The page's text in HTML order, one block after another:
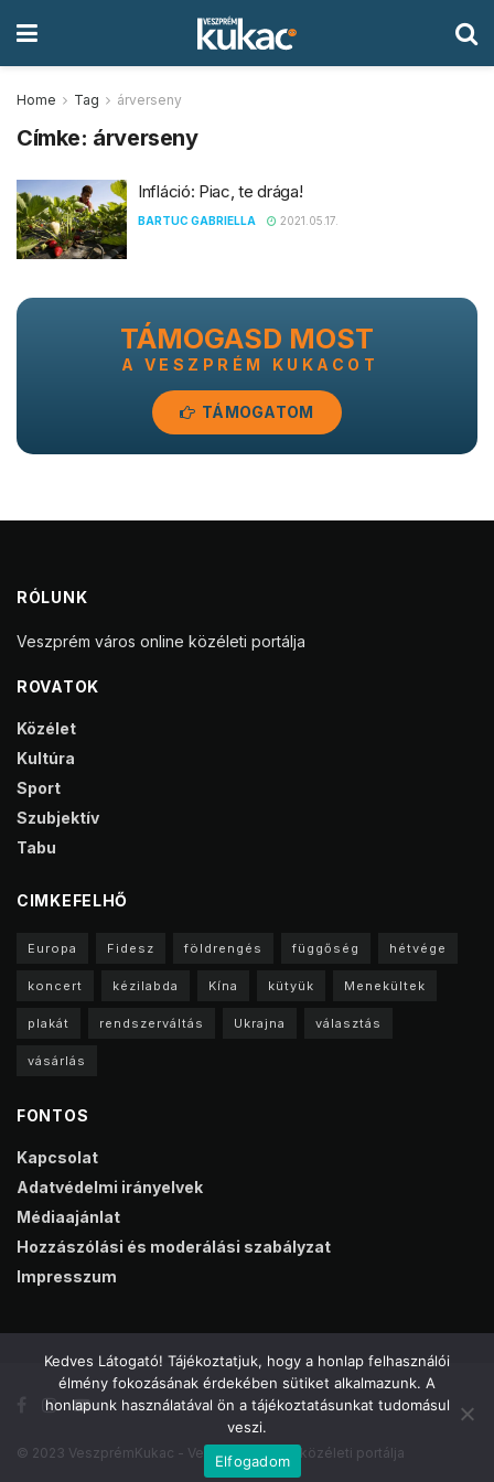
Home Tag árverseny
Címke: árverseny
Infláció: Piac, te drága!
BARTUC GABRIELLA 2021.05.17.
TÁMOGASD MOST
A VESZPRÉM KUKACOT
TÁMOGATOM
RÓLUNK
Veszprém város online közéleti portálja
ROVATOK
Közélet
Kultúra
Sport
Szubjektív
Tabu
CIMKEFELHŐ
Europa Fidesz földrengés függőség hétvége
koncert kézilabda Kína kütyük Menekültek
plakát rendszerváltás Ukrajna választás
vásárlás
FONTOS
Kapcsolat
Adatvédelmi irányelvek
Médiaajánlat
Hozzászólási és moderálási szabályzat
Impresszum
© 2023 VeszprémKukac - Veszprém online közéleti portálja
Kedves Látogató! Tájékoztatjuk, hogy a honlap felhasználói
élmény fokozásának érdekében sütiket alkalmazunk. A
honlapunk használatával ön a tájékoztatásunkat tudomásul
veszi.
Elfogadom